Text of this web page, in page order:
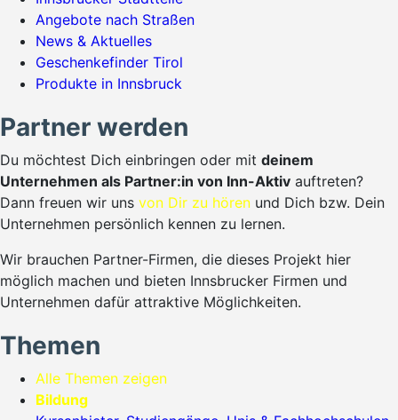
Angebote nach Straßen
News & Aktuelles
Geschenkefinder Tirol
Produkte in Innsbruck
Partner werden
Du möchtest Dich einbringen oder mit deinem
Unternehmen als Partner:in von Inn-Aktiv auftreten?
Dann freuen wir uns von Dir zu hören und Dich bzw. Dein
Unternehmen persönlich kennen zu lernen.
Wir brauchen Partner-Firmen, die dieses Projekt hier
möglich machen und bieten Innsbrucker Firmen und
Unternehmen dafür attraktive Möglichkeiten.
Themen
Alle Themen zeigen
Bildung